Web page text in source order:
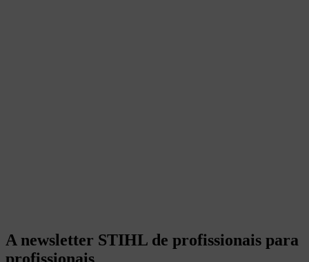
A newsletter STIHL de profissionais para